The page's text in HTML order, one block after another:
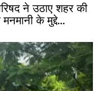
ने उठाए शहर की
के मुद्दे…